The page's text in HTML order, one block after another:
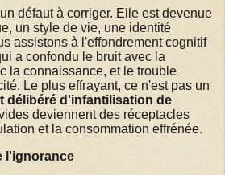
défaut à corriger. Elle est devenue
un style de vie, une identité
assistons à l'effondrement cognitif
a confondu le bruit avec la
la connaissance, et le trouble
Le plus effrayant, ce n'est pas un
délibéré d'infantilisation de
deviennent des réceptacles
et la consommation effrénée.
l'ignorance